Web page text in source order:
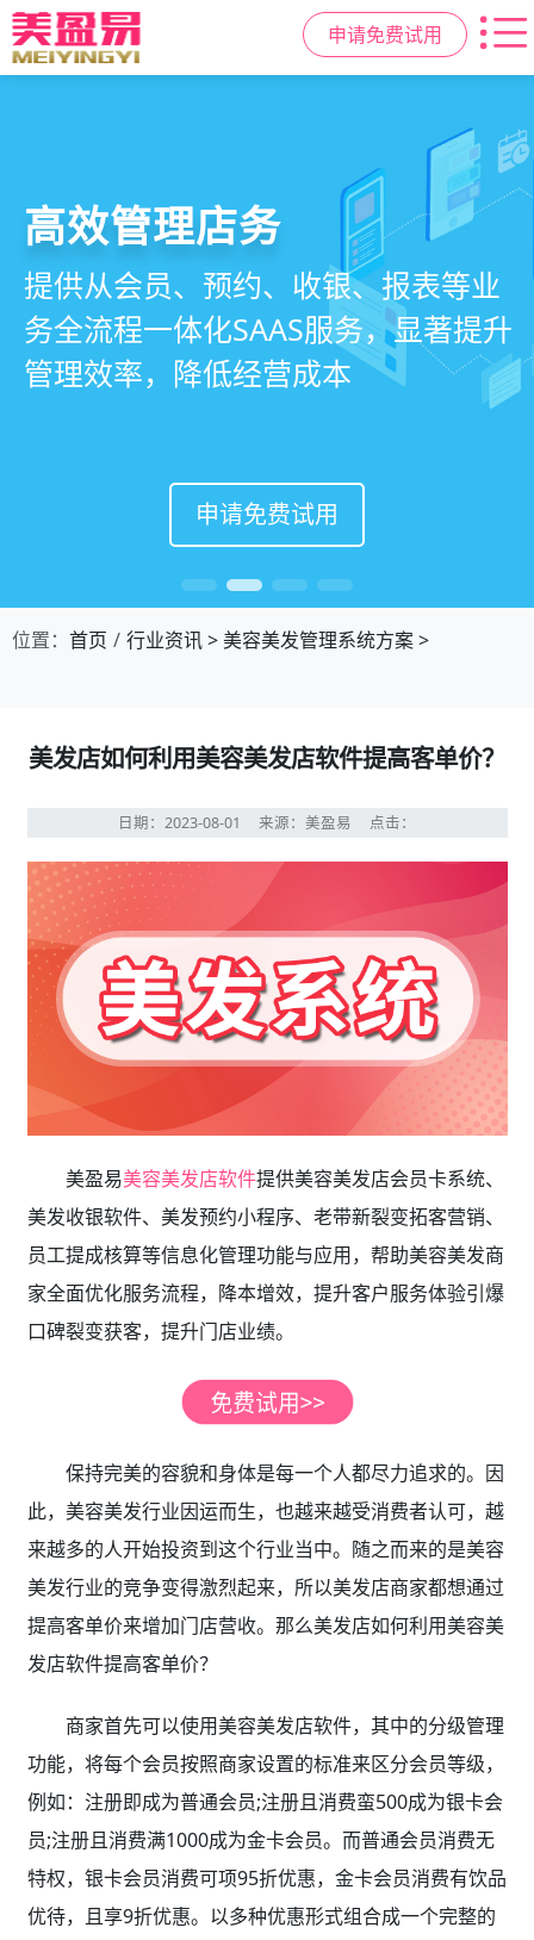
申请免费试用
美容美发管理系统
店务+拓客+020一体化，一站式解决
美发门店经营管理需求
申请免费试用
高效管理店务
提供从会员、预约、收银、报表等业
务全流程一体化SAAS服务，显著提升
管理效率，降低经营成本
申请免费试用
社交裂变拓客
基于拼团、砍价、分销、异业合作等
网红社交营销玩法，海量爆款方案一
键套用，快速引爆门店客流
申请免费试用
小程序商城
小程序链接商家、手艺人、客户，打
通线上线下，让口碑传播有抓手，赋
能社交裂变，盘活私域流量
申请免费试用
位置： 首页 行业资讯>美容美发管理系统方案>
美发店如何利用美容美发店软件提高客单价？
日期：2023-08-01 来源：美盈易 点击：
美盈易美容美发店软件提供美容美发店会员卡系统、
美发收银软件、美发预约小程序、老带新裂变拓客营销、
员工提成核算等信息化管理功能与应用，帮助美容美发商
家全面优化服务流程，降本增效，提升客户服务体验引爆
口碑裂变获客，提升门店业绩。
保持完美的容貌和身体是每一个人都尽力追求的。因
此，美容美发行业因运而生，也越来越受消费者认可，越
来越多的人开始投资到这个行业当中。随之而来的是美容
美发行业的竞争变得激烈起来，所以美发店商家都想通过
提高客单价来增加门店营收。那么美发店如何利用美容美
发店软件提高客单价？
商家首先可以使用美容美发店软件，其中的分级管理
功能，将每个会员按照商家设置的标准来区分会员等级，
例如：注册即成为普通会员;注册且消费蛮500成为银卡会
员;注册且消费满1000成为金卡会员。而普通会员消费无
特权，银卡会员消费可项95折优惠，金卡会员消费有饮品
优待，且享9折优惠。以多种优惠形式组合成一个完整的